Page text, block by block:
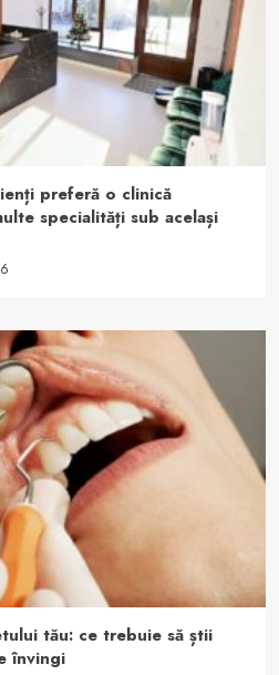
preferă o clinică
specialități sub același
tău: ce trebuie să știi
învingi